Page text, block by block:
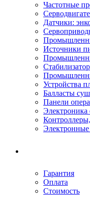
Частотные
Датчики:
Источники
Устройства
Балласты
Панели
Гарантия
Оплата
Стоимость